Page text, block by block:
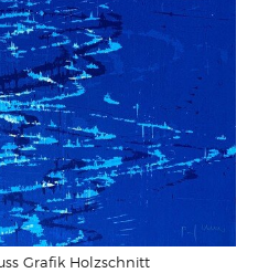
Grafik Holzschnitt